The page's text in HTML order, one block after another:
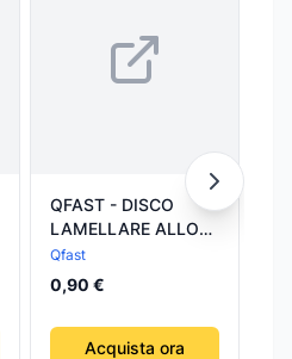
QFAST - DISCO
LAMELLARE ALLO
ZIRCONIO
Ø115x22MM GRANA
60 - LUNGA DURATA
E RESISTENZA ALLO
SFILACCIAMENTO
Qfast
0,90 €
Acquista ora